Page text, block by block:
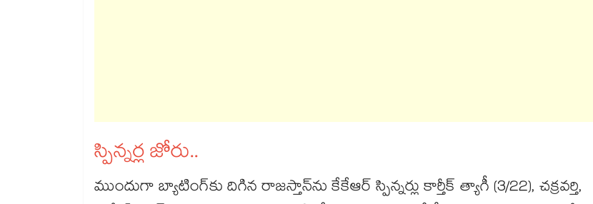
స్పిన్నర్ల జోరు..
ముందుగా బ్యాటింగ్‌‌‌‌‌‌‌‌‌‌‌‌‌‌‌‌‌‌‌‌‌‌‌‌‌‌‌‌‌‌‌‌‌‌‌‌‌‌‌‌‌‌‌‌‌‌‌‌‌‌‌‌‌‌‌‌‌‌‌‌‌‌‌‌‌‌‌‌‌‌‌‌‌‌‌‌‌‌‌‌‌‌‌‌‌‌‌‌‌‌‌‌‌‌‌‌‌‌‌‌‌‌‌‌‌‌‌‌‌‌‌‌‌‌‌‌‌‌‌‌‌‌‌‌‌‌‌‌కు దిగిన రాజస్తాన్‌‌‌‌‌‌‌‌‌‌‌‌‌‌‌‌‌‌‌‌‌‌‌‌‌‌‌‌‌‌‌‌‌‌‌‌‌‌‌‌‌‌‌‌‌‌‌‌‌‌‌‌‌‌‌‌‌‌‌‌‌‌‌‌‌‌‌‌‌‌‌‌‌‌‌‌‌‌‌‌‌‌‌‌‌‌‌‌‌‌‌‌‌‌‌‌‌‌‌‌‌‌‌‌‌‌‌‌‌‌‌‌‌‌‌‌‌‌‌‌‌‌‌‌‌‌‌‌ను కేకేఆర్‌‌‌‌‌‌‌‌‌‌‌‌‌‌‌‌‌‌‌‌‌‌‌‌‌‌‌‌‌‌‌‌‌‌‌‌‌‌‌‌‌‌‌‌‌‌‌‌‌‌‌‌‌‌‌‌‌‌‌‌‌‌‌‌‌‌‌‌‌‌‌‌‌‌‌‌‌‌‌‌‌‌‌‌‌‌‌‌‌‌‌‌‌‌‌‌‌‌‌‌‌‌‌‌‌‌‌‌‌‌‌‌‌‌‌‌‌‌‌‌‌‌‌‌‌‌‌‌ స్పిన్నర్లు కార్తీక్‌‌‌‌‌‌‌‌‌‌‌‌‌‌‌‌‌‌‌‌‌‌‌‌‌‌‌‌‌‌‌‌‌‌‌‌‌‌‌‌‌‌‌‌‌‌‌‌‌‌‌‌‌‌‌‌‌‌‌‌‌‌‌‌‌‌‌‌‌‌‌‌‌‌‌‌‌‌‌‌‌‌‌‌‌‌‌‌‌‌‌‌‌‌‌‌‌‌‌‌‌‌‌‌‌‌‌‌‌‌‌‌‌‌‌‌‌‌‌‌‌‌‌‌‌‌‌‌ త్యాగీ (3/22), చక్రవర్తి,